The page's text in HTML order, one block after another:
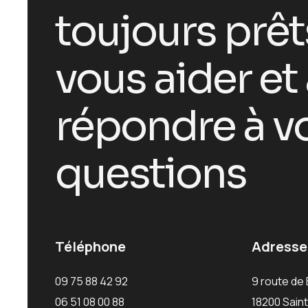
toujours
vous aider et
répondre à
questions
Téléphone Adresse
09 75 88 42 92
06 51 08 00 88
9 route de
18200